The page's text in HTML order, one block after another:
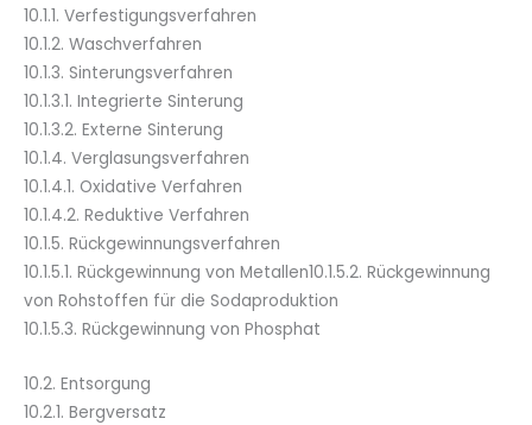
10.1.1. Verfestigungsverfahren
10.1.2. Waschverfahren
10.1.3. Sinterungsverfahren
10.1.3.1. Integrierte Sinterung
10.1.3.2. Externe Sinterung
10.1.4. Verglasungsverfahren
10.1.4.1. Oxidative Verfahren
10.1.4.2. Reduktive Verfahren
10.1.5. Rückgewinnungsverfahren
10.1.5.1. Rückgewinnung von Metallen10.1.5.2. Rückgewinnung
von Rohstoffen für die Sodaproduktion
10.1.5.3. Rückgewinnung von Phosphat
10.2. Entsorgung
10.2.1. Bergversatz